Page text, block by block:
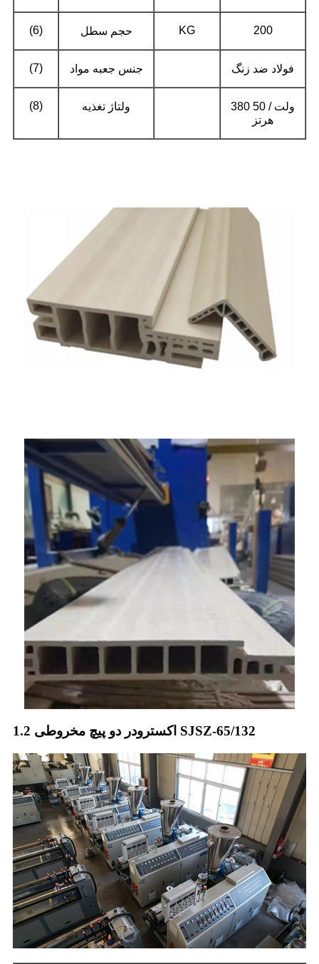
(6) حجم سطل KG 200
(7) جنس جعبه مواد فولاد ضد زنگ
(8) ولتاژ تغذیه
380 ولت / 50
هرتز
اکسترودر دو پیچ مخروطی 1.2 SJSZ-65/132